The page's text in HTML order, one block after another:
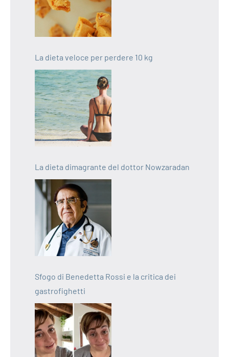
La dieta veloce per perdere 10 kg
La dieta dimagrante del dottor Nowzaradan
Sfogo di Benedetta Rossi e la critica dei
gastrofighetti